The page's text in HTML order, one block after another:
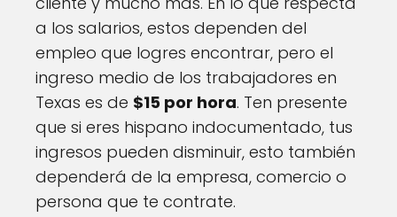
a los salarios, estos dependen del
empleo que logres encontrar, pero el
ingreso medio de los trabajadores en
Texas es de $15 por hora. Ten presente
que si eres hispano indocumentado, tus
ingresos pueden disminuir, esto también
dependerá de la empresa, comercio o
persona que te contrate.